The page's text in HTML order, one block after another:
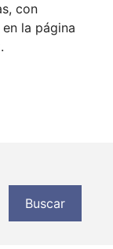
con
la página
Buscar